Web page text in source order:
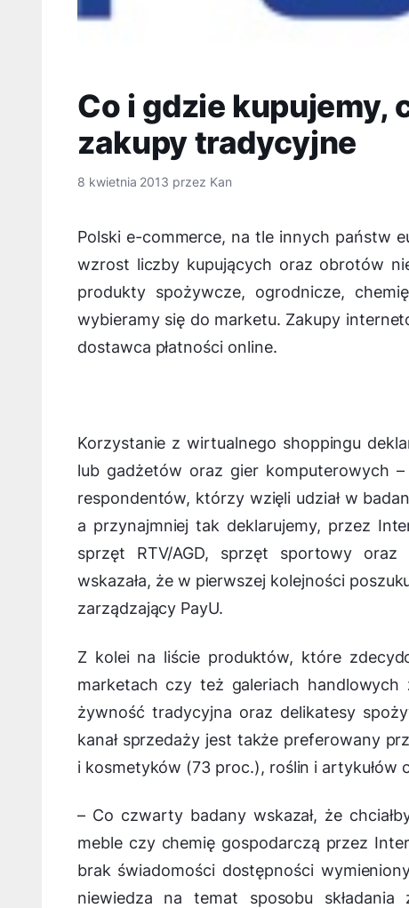
Co i gdzie kupujemy,
zakupy tradycyjne
8 kwietnia 2013 przez Kan
Polski e-commerce, na tle innych państw
wzrost liczby kupujących oraz obrotów
produkty spożywcze, ogrodnicze,
wybieramy się do marketu. Zakupy
dostawca płatności online.
Korzystanie z wirtualnego shoppingu
lub gadżetów oraz gier komputerowych
respondentów, którzy wzięli udział w
a przynajmniej tak deklarujemy, przez
sprzęt RTV/AGD, sprzęt sportowy
wskazała, że w pierwszej kolejności
zarządzający PayU.
Z kolei na liście produktów, które
marketach czy też galeriach handlowych
żywność tradycyjna oraz delikatesy
kanał sprzedaży jest także preferowany
i kosmetyków (73 proc.), roślin i
– Co czwarty badany wskazał, że
meble czy chemię gospodarczą przez
brak świadomości dostępności
niewiedza na temat sposobu